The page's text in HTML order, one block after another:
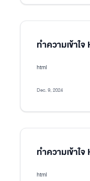
ทำความเข้าใ
html
Dec. 9, 2024
ทำความเข้าใ
html